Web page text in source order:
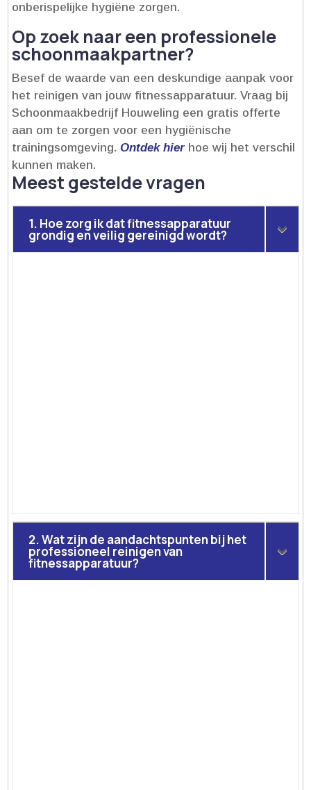
onberispelijke hygiëne zorgen.​
Op zoek naar een professionele
schoonmaakpartner?
Besef de waarde van een deskundige aanpak voor
het reinigen van jouw fitnessapparatuur.​ Vraag bij
Schoonmaakbedrijf Houweling een gratis offerte
aan om te zorgen voor een hygiënische
trainingsomgeving.​Ontdek hierhoe wij het verschil
kunnen maken.​
Meest gestelde vragen
1. Hoe zorg ik dat fitnessapparatuur
grondig en veilig gereinigd wordt?
2. Wat zijn de aandachtspunten bij het
professioneel reinigen van
fitnessapparatuur?